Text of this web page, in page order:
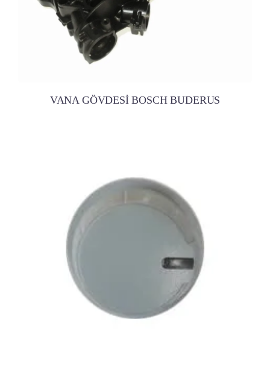
VANA GÖVDESİ BOSCH BUDERUS